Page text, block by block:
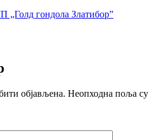
„Голд гондола Златибор”
објављена. Неопходна поља су